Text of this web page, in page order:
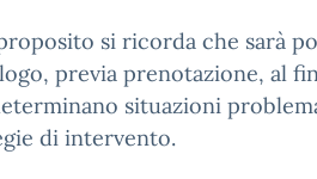
si ricorda che sarà
previa prenotazione, al
situazioni
di intervento.